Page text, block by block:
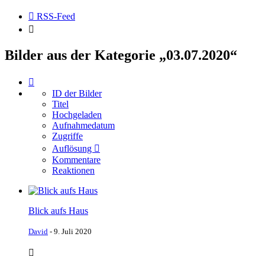
RSS-Feed
Bilder aus der Kategorie „03.07.2020“
ID der Bilder
Titel
Hochgeladen
Aufnahmedatum
Zugriffe
Auflösung
Kommentare
Reaktionen
Blick aufs Haus
David - 9. Juli 2020